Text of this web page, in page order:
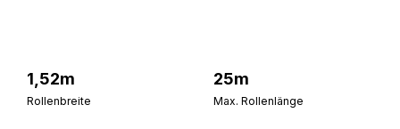
1,52m
Rollenbreite
25m
Max. Rollenlänge